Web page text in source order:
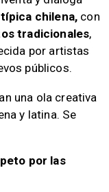
chilena, con
tradicionales,
por artistas
públicos.
una ola creativa
y latina. Se
por las